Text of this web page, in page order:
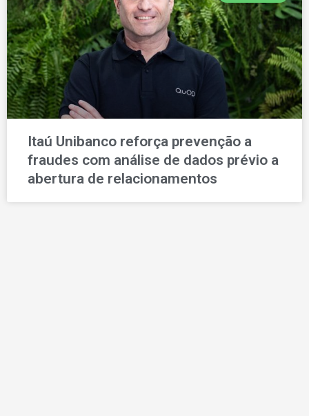
Itaú Unibanco reforça prevenção a
fraudes com análise de dados prévio a
abertura de relacionamentos